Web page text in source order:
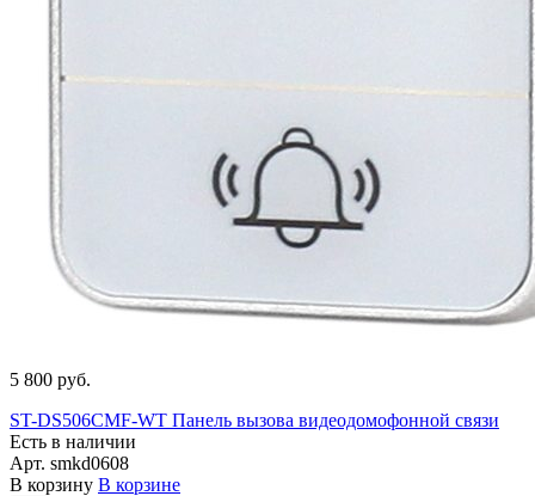
5 800 руб.
ST-DS506CMF-WT Панель вызова видеодомофонной связи
Есть в наличии
Арт. smkd0608
В корзину В корзине